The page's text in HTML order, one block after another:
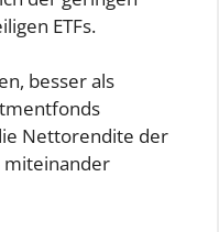
ETFs.
besser als
Nettorendite der
miteinander